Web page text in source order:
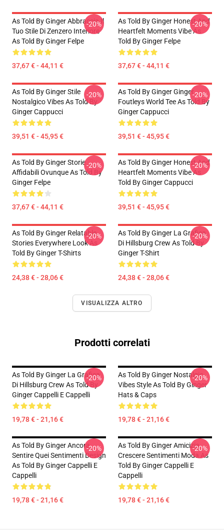
As Told By Ginger Abbraccia Il
Tuo Stile Di Zenzero Interiore
As Told By Ginger Felpe
37,67 € - 44,11 €
-20%
As Told By Ginger Honest And
Heartfelt Moments Vibe As
Told By Ginger Felpe
37,67 € - 44,11 €
-20%
As Told By Ginger Stile
Nostalgico Vibes As Told By
Ginger Cappucci
39,51 € - 45,95 €
-20%
As Told By Ginger Ginger
Foutleys World Tee As Told By
Ginger Cappucci
39,51 € - 45,95 €
-20%
As Told By Ginger Storie
Affidabili Ovunque As Told By
Ginger Felpe
37,67 € - 44,11 €
-20%
As Told By Ginger Honest And
Heartfelt Moments Vibe As
Told By Ginger Cappucci
39,51 € - 45,95 €
-20%
As Told By Ginger Relatable
Stories Everywhere Look As
Told By Ginger T-Shirts
24,38 € - 28,06 €
-20%
As Told By Ginger La Grafica
Di Hillsburg Crew As Told By
Ginger T-Shirt
24,38 € - 28,06 €
-20%
VISUALIZZA ALTRO
Prodotti correlati
As Told By Ginger La Grafica
Di Hillsburg Crew As Told By
Ginger Cappelli E Cappelli
19,78 € - 21,16 €
-20%
As Told By Ginger Nostalgic
Vibes Style As Told By Ginger
Hats & Caps
19,78 € - 21,16 €
-20%
As Told By Ginger Ancora
Sentire Quei Sentimenti Design
As Told By Ginger Cappelli E
Cappelli
19,78 € - 21,16 €
-20%
As Told By Ginger Amicizia
Crescere Sentimenti Moda As
Told By Ginger Cappelli E
Cappelli
19,78 € - 21,16 €
-20%